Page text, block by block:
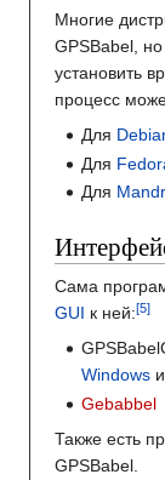
Многие
GPSBabel, но
установить
процесс
Для
Для
Для
Сама
GUI к ней:
Windows и
Gebabbel
Также есть
GPSBabel.